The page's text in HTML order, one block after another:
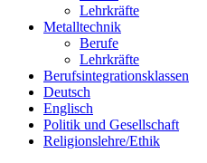
Lehrkräfte
Metalltechnik
Berufe
Lehrkräfte
Berufsintegrationsklassen
Deutsch
Englisch
Politik und Gesellschaft
Religionslehre/Ethik